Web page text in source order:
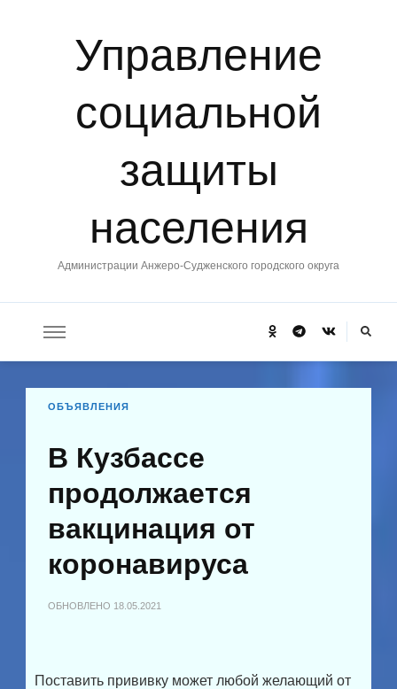
Управление
социальной
защиты
населения
Администрации Анжеро-Судженского городского округа
ОБЪЯВЛЕНИЯ
В Кузбассе
продолжается
вакцинация от
коронавируса
ОБНОВЛЕНО 18.05.2021
Поставить прививку может любой желающий от